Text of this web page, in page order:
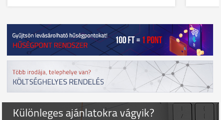
Különleges ajánlatokra vágyik?